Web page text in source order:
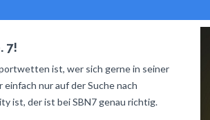
7!
ist, wer sich gerne in seiner
nur auf der Suche nach
ist, der ist bei SBN7 genau richtig.